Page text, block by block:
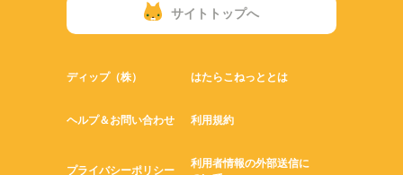
サイトトップへ
ディップ（株） はたらこねっととは
ヘルプ＆お問い合わせ 利用規約
プライバシーポリシー
利用者情報の外部送信に